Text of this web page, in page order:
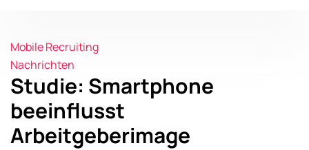
Mobile Recruiting
Nachrichten
Studie: Smartphone
beeinflusst
Arbeitgeberimage